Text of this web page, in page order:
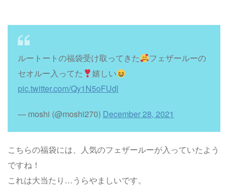
ルートートの福袋受け取ってきた
フェザールーの
セオルー入ってた
嬉しい
pic.twitter.com/Qy1N5oFUdl
— moshi (@moshi270) December 28, 2021
こちらの福袋には、人気のフェザールーが入っていたよう
ですね！
これは大当たり…うらやましいです。